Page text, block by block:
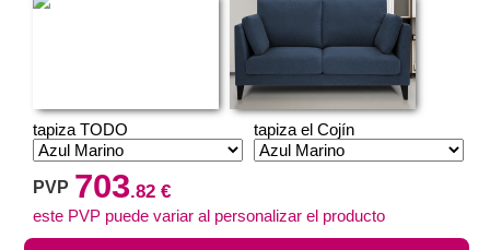
tapiza TODO tapiza el Cojín
PVP 703.82 €
este PVP puede variar al personalizar el producto